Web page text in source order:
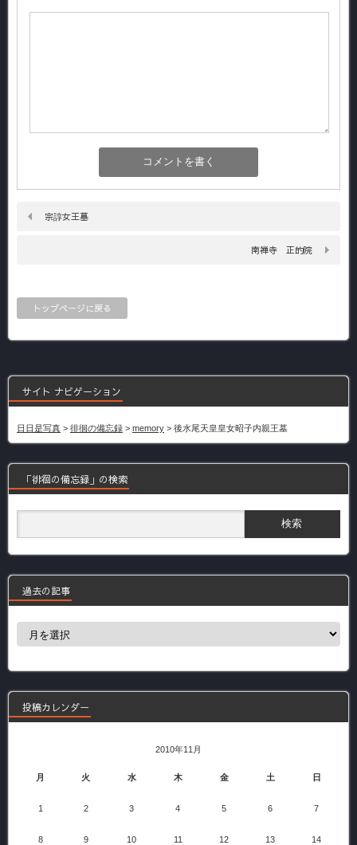
宗諄女王墓
南禅寺 正的院
トップページに戻る
サイト ナビゲーション
日日是写真 > 徘徊の備忘録 > memory > 後水尾天皇皇女昭子内親王墓
「徘徊の備忘録」の検索
過去の記事
過
事
投稿カレンダー
2010年11月
月 火 水 木 金 土 日
1 2 3 4 5 6 7
8 9 10 11 12 13 14